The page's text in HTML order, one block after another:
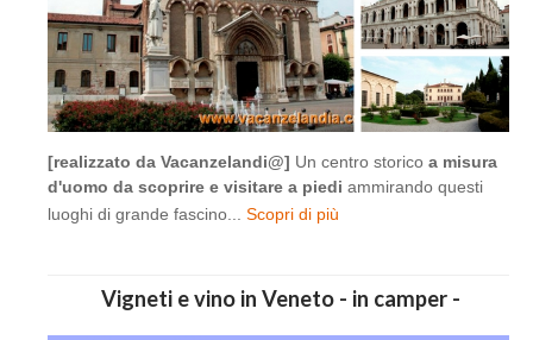
[realizzato da Vacanzelandi@] Un centro storico a misura
d'uomo da scoprire e visitare a piedi ammirando questi
luoghi di grande fascino... Scopri di più
Vigneti e vino in Veneto - in camper -